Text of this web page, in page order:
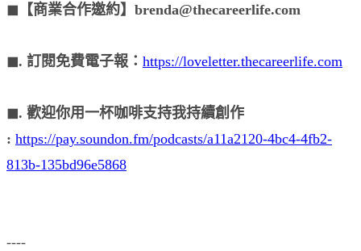
◼︎【商業合作邀約】brenda@thecareerlife.com
◼︎. 訂閱免費電子報： https://loveletter.thecareerlife.com
◼︎. 歡迎你用一杯咖啡支持我持續創作
: https://pay.soundon.fm/podcasts/a11a2120-4bc4-4fb2-
813b-135bd96e5868
----